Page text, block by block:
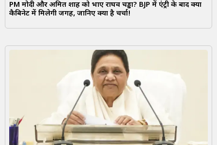
PM मोदी और अमित शाह को भाए राघव चड्ढा? BJP में एंट्री के बाद क्या
कैबिनेट में मिलेगी जगह, जानिए क्या है चर्चा!